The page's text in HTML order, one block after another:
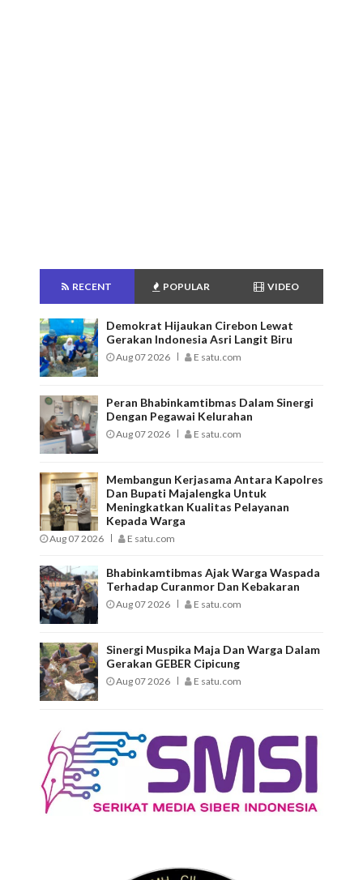
RECENT POPULAR VIDEO
Demokrat Hijaukan Cirebon Lewat
Gerakan Indonesia Asri Langit Biru
Aug 07 2026 E satu.com
Peran Bhabinkamtibmas Dalam Sinergi
Dengan Pegawai Kelurahan
Aug 07 2026 E satu.com
Membangun Kerjasama Antara Kapolres
Dan Bupati Majalengka Untuk
Meningkatkan Kualitas Pelayanan
Kepada Warga
Aug 07 2026 E satu.com
Bhabinkamtibmas Ajak Warga Waspada
Terhadap Curanmor Dan Kebakaran
Aug 07 2026 E satu.com
Sinergi Muspika Maja Dan Warga Dalam
Gerakan GEBER Cipicung
Aug 07 2026 E satu.com